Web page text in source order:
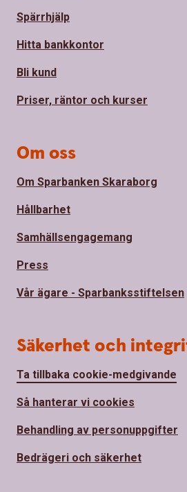
Spärrhjälp
Hitta bankkontor
Bli kund
Priser, räntor och kurser
Om oss
Om Sparbanken Skaraborg
Hållbarhet
Samhällsengagemang
Press
Vår ägare - Sparbanksstiftelsen
Säkerhet och
Ta tillbaka cookie-medgivande
Så hanterar vi cookies
Behandling av personuppgifter
Bedrägeri och säkerhet